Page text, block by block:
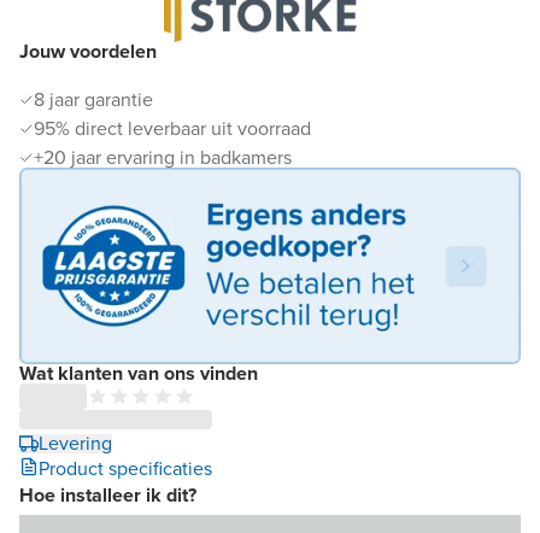
Jouw voordelen
8 jaar garantie
95% direct leverbaar uit voorraad
+20 jaar ervaring in badkamers
Wat klanten van ons vinden
Levering
Product specificaties
Hoe installeer ik dit?